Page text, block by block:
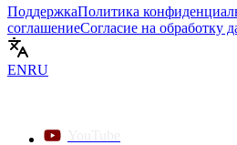
ПоддержкаПолитика
соглашениеСогласие на обработку
ENRU